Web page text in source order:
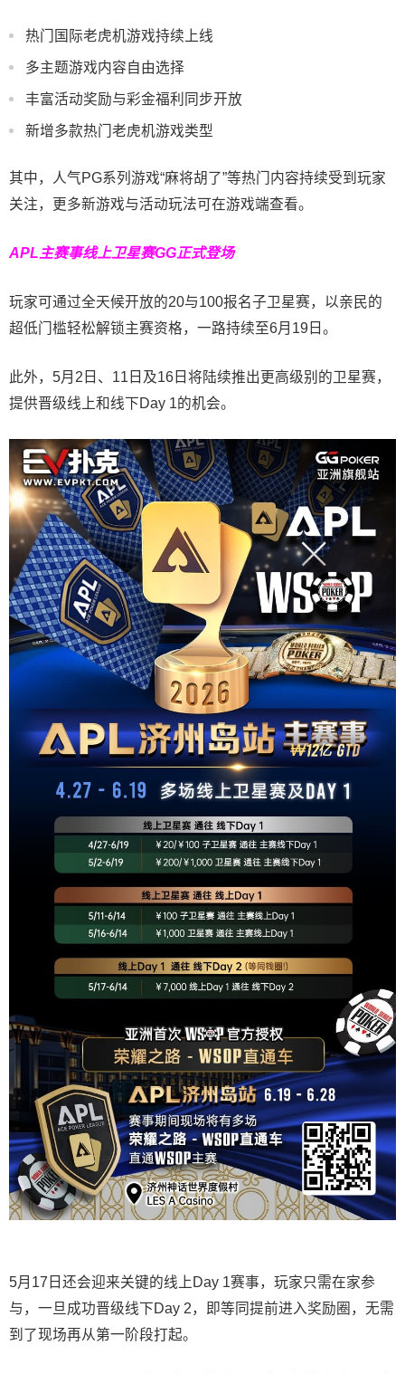
热门国际老虎机游戏持续上线
多主题游戏内容自由选择
丰富活动奖励与彩金福利同步开放
新增多款热门老虎机游戏类型
其中，人气PG系列游戏“麻将胡了”等热门内容持续受到玩家
关注，更多新游戏与活动玩法可在游戏端查看。
APL主赛事线上卫星赛GG正式登场
玩家可通过全天候开放的20与100报名子卫星赛，以亲民的
超低门槛轻松解锁主赛资格，一路持续至6月19日。
此外，5月2日、11日及16日将陆续推出更高级别的卫星赛，
提供晋级线上和线下Day 1的机会。
5月17日还会迎来关键的线上Day 1赛事，玩家只需在家参
与，一旦成功晋级线下Day 2，即等同提前进入奖励圈，无需
到了现场再从第一阶段打起。